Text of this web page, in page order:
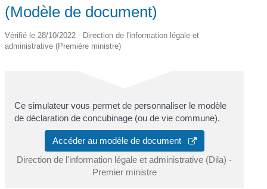
(Modèle de document)
Vérifié le 28/10/2022 - Direction de l'information légale et
administrative (Première ministre)
Ce simulateur vous permet de personnaliser le modèle
de déclaration de concubinage (ou de vie commune).
Accéder au modèle de document
Direction de l'information légale et administrative (Dila) -
Premier ministre